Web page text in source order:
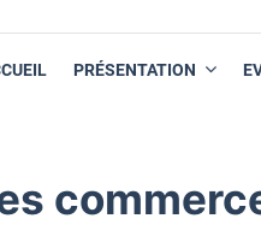
PRÉSENTATION